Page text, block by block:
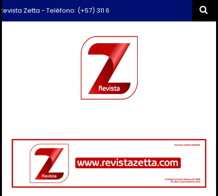
Zetta - Teléfono: (+57) 311 659 6374 - Correo: